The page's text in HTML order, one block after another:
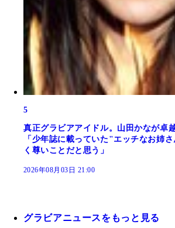
5
真正グラビアアイドル。山田かなが卓
「少年誌に載っていた"エッチなお姉
く尊いことだと思う」
2026年08月03日 21:00
グラビアニュースをもっと見る